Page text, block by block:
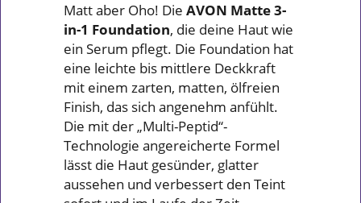
Matt aber Oho! Die AVON Matte 3-
in-1 Foundation, die deine Haut wie
ein Serum pflegt. Die Foundation hat
eine leichte bis mittlere Deckkraft
mit einem zarten, matten, ölfreien
Finish, das sich angenehm anfühlt.
Die mit der „Multi-Peptid“-
Technologie angereicherte Formel
lässt die Haut gesünder, glatter
aussehen und verbessert den Teint